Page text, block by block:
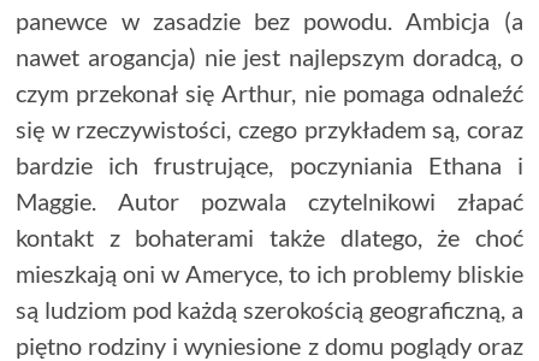
panewce w zasadzie bez powodu. Ambicja (a
nawet arogancja) nie jest najlepszym doradcą, o
czym przekonał się Arthur, nie pomaga odnaleźć
się w rzeczywistości, czego przykładem są, coraz
bardzie ich frustrujące, poczyniania Ethana i
Maggie. Autor pozwala czytelnikowi złapać
kontakt z bohaterami także dlatego, że choć
mieszkają oni w Ameryce, to ich problemy bliskie
są ludziom pod każdą szerokością geograficzną, a
piętno rodziny i wyniesione z domu poglądy oraz